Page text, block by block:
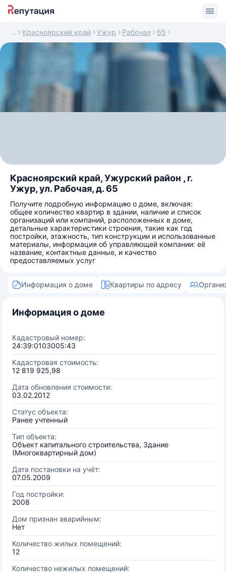
Красноярский край Ужур Рабочая 65
Красноярский край, Ужурский район , г.
Ужур, ул. Рабочая, д. 65
Получите подробную информацию о доме, включая:
общее количество квартир в здании, наличие и список
организаций или компаний, расположенных в доме,
детальные характеристики строения, такие как год
постройки, этажность, тип конструкции и использованные
материалы, информация об управляющей компании: её
название, контактные данные, и качество
предоставляемых услуг
Информация о доме Квартиры по адресу
Информация о доме
Кадастровый номер:
24:39:0103005:43
Кадастровая стоимость:
12 819 925,98
Дата обновления стоимости:
03.02.2012
Статус объекта:
Ранее учтенный
Тип объекта:
Объект капитального строительства, Здание
(Многоквартирный дом)
Дата постановки на учёт:
07.05.2009
Год постройки:
2008
Дом признан аварийным:
Нет
Количество жилых помещений:
12
Количество нежилых помещений: